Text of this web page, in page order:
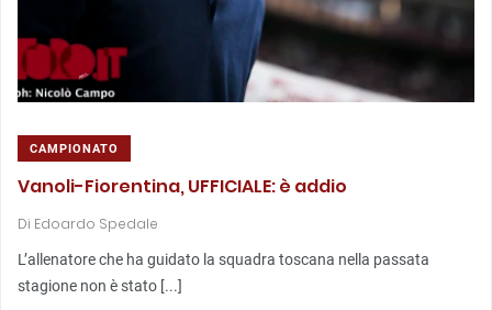
CAMPIONATO
Vanoli-Fiorentina, UFFICIALE: è addio
Di Edoardo Spedale
L’allenatore che ha guidato la squadra toscana nella passata
stagione non è stato [...]